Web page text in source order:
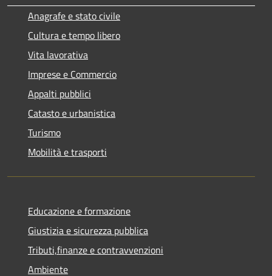
Anagrafe e stato civile
Cultura e tempo libero
Vita lavorativa
Imprese e Commercio
Appalti pubblici
Catasto e urbanistica
Turismo
Mobilità e trasporti
Educazione e formazione
Giustizia e sicurezza pubblica
Tributi,finanze e contravvenzioni
Ambiente